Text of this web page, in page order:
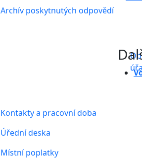
Archív poskytnutých odpovědí
Kontakty a pracovní doba
Úřední deska
Místní poplatky